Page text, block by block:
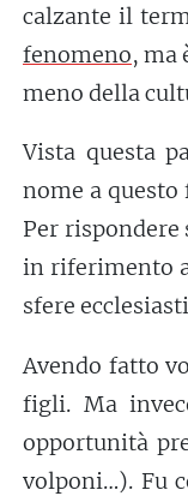
calzante il
fenomeno, ma
meno della
Vista questa
nome a
Per
in riferimento
sfere
Avendo fatto
figli. Ma
opportunità
volponi…). Fu